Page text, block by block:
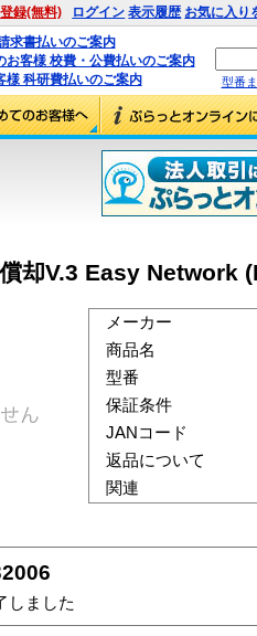
録(無料) ログイン 表示履歴 お気に入り
求書払いのご案内
お客様 校費・公費払いのご案内
様 科研費払いのご案内
型番
却V.3 Easy Network
メーカー
商品名
型番
保証条件
JANコード
返品について
関連
しました